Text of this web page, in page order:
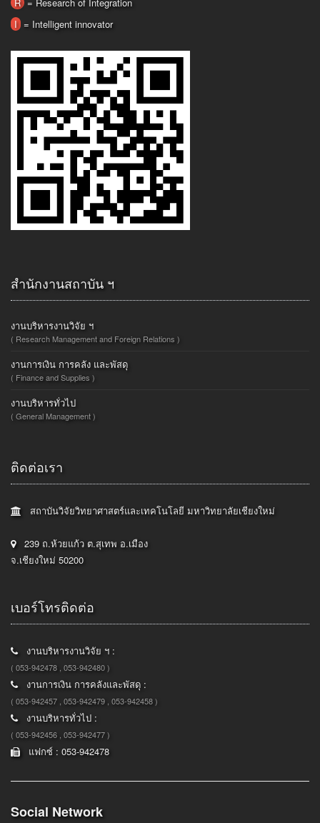
I = Intelligent innovator
สำนักงานสถาบัน ฯ
งานบริหารงานวิจัย ฯ
( Research Management and Foreign Relations )
งานการเงิน การคลัง และพัสดุ
( Finance and Supplies )
งานบริหารทั่วไป
( General Management )
ติดต่อเรา
สถาบันวิจัยวิทยาศาสตร์และเทคโนโลยี มหาวิทยาลัยเชียงใหม่
239 ถ.ห้วยแก้ว ต.สุเทพ อ.เมือง
จ.เชียงใหม่ 50200
เบอร์โทรติดต่อ
งานบริหารงานวิจัย ฯ :
( 053-942478 , 053-942480 )
งานการเงิน การคลังและพัสดุ :
( 053-942457 , 053-942479 , 053-942458 )
งานบริหารทั่วไป :
( 053-942456 , 053-942477 )
แฟกซ์ : 053-942478
Social Network